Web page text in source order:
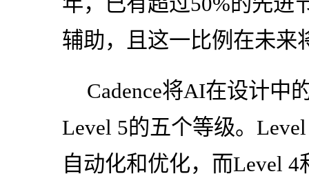
辅助，且这一比例在未来
Cadence将AI在设计中
Level 5的五个等级。
自动化和优化，而Level